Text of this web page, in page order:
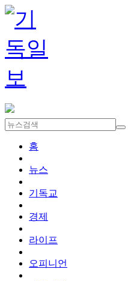
홈
뉴스
기독교
경제
라이프
오피니언